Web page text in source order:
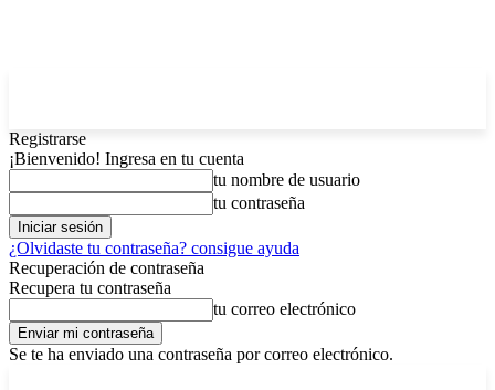
Registrarse
¡Bienvenido! Ingresa en tu cuenta
tu nombre de usuario
tu contraseña
¿Olvidaste tu contraseña? consigue ayuda
Recuperación de contraseña
Recupera tu contraseña
tu correo electrónico
Se te ha enviado una contraseña por correo electrónico.